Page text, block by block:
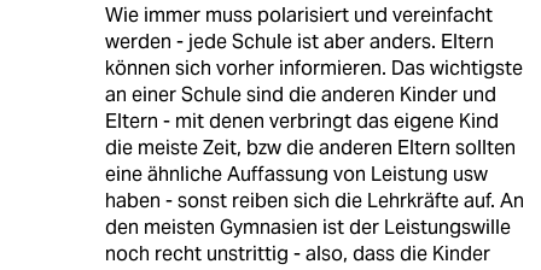
Wie immer muss polarisiert und vereinfacht
werden - jede Schule ist aber anders. Eltern
können sich vorher informieren. Das wichtigste
an einer Schule sind die anderen Kinder und
Eltern - mit denen verbringt das eigene Kind
die meiste Zeit, bzw die anderen Eltern sollten
eine ähnliche Auffassung von Leistung usw
haben - sonst reiben sich die Lehrkräfte auf. An
den meisten Gymnasien ist der Leistungswille
noch recht unstrittig - also, dass die Kinder